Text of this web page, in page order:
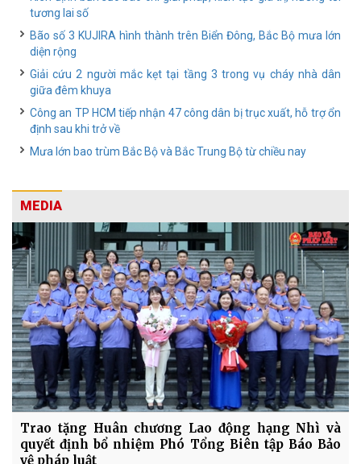
tương lai số
Bão số 3 KUJIRA hình thành trên Biển Đông, Bắc Bộ mưa lớn
diện rộng
Giải cứu 2 người mắc kẹt tại tầng 3 trong vụ cháy nhà dân
giữa đêm khuya
Công an TP HCM tiếp nhận 47 công dân bị trục xuất, hỗ trợ ổn
định sau khi trở về
Mưa lớn bao trùm Bắc Bộ và Bắc Trung Bộ từ chiều nay
MEDIA
Trao tặng Huân chương Lao động hạng Nhì và
quyết định bổ nhiệm Phó Tổng Biên tập Báo Bảo
vệ pháp luật